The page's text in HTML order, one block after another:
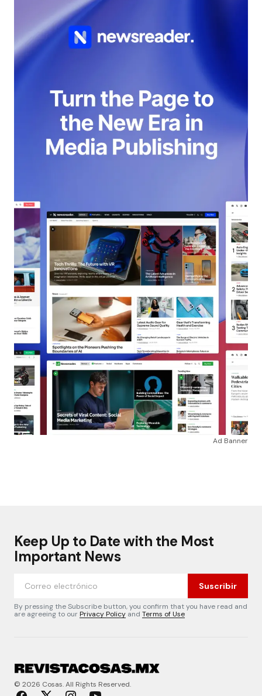
Ad Banner
Keep Up to Date with the Most
Important News
Suscribir
By pressing the Subscribe button, you confirm that you have read and
are agreeing to ourPrivacy Policy and Terms of Use
© 2026 Cosas. All Rights Reserved.